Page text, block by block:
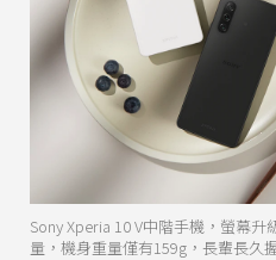
Sony Xperia 10 V中階手機，螢幕
量，機身重量僅有159g，長輩長久